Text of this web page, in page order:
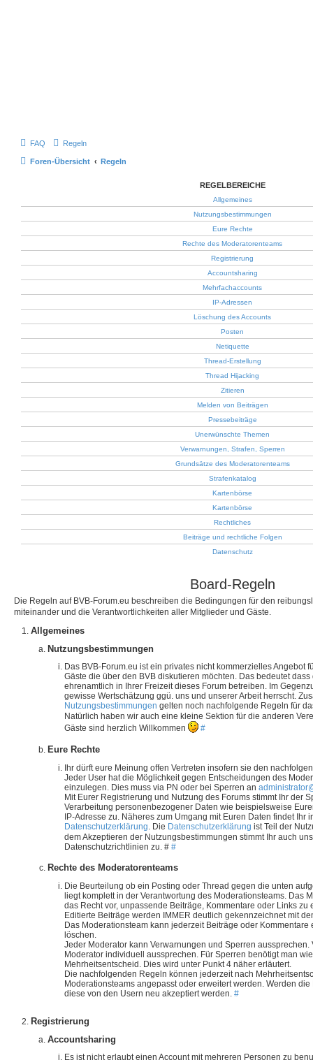
FAQ Regeln
Foren-Übersicht Regeln
REGELBEREICHE
Allgemeines
Nutzungsbestimmungen
Eure Rechte
Rechte des Moderatorenteams
Registrierung
Accountsharing
Mehrfachaccounts
IP-Adressen
Löschung des Accounts
Posten
Netiquette
Thread-Erstellung
Thread Hijacking
Zitieren
Melden von Beiträgen
Pressebeiträge
Unerwünschte Themen
Verwarnungen, Strafen, Sperren
Grundsätze des Moderatorenteams
Strafenkatalog
Kartenbörse
Kartenbörse
Rechtliches
Beiträge und rechtliche Folgen
Datenschutz
Board-Regeln
Die Regeln auf BVB-Forum.eu beschreiben die Bedingungen für den
miteinander und die Verantwortlichkeiten aller Mitglieder und Gäste.
Allgemeines
Nutzungsbestimmungen
Das BVB-Forum.eu ist ein privates nicht kommerzielles Angebot
Gäste die über den BVB diskutieren möchten. Das bedeutet
ehrenamtlich in Ihrer Freizeit dieses Forum betreiben. Im
gewisse Wertschätzung ggü. uns und unserer Arbeit herrscht.
Nutzungsbestimmungen gelten noch nachfolgende Regeln für
Natürlich haben wir auch eine kleine Sektion für die anderen
Gäste sind herzlich Willkommen
#
Eure Rechte
Ihr dürft eure Meinung offen Vertreten insofern sie den
Jeder User hat die Möglichkeit gegen Entscheidungen des
einzulegen. Dies muss via PN oder bei Sperren an
Mit Eurer Registrierung und Nutzung des Forums stimmt Ihr der
Verarbeitung personenbezogener Daten wie beispielsweise
IP-Adresse zu. Näheres zum Umgang mit Euren Daten findet Ihr
Datenschutzerklärung . Die Datenschutzerklärung ist Teil der
dem Akzeptieren der Nutzungsbestimmungen stimmt Ihr auch
Datenschutzrichtlinien zu. # #
Rechte des Moderatorenteams
Die Beurteilung ob ein Posting oder Thread gegen die unten
liegt komplett in der Verantwortung des Moderationsteams. Das
das Recht vor, unpassende Beiträge, Kommentare oder Links zu
Editierte Beiträge werden IMMER deutlich gekennzeichnet mit
Das Moderationsteam kann jederzeit Beiträge oder
löschen.
Jeder Moderator kann Verwarnungen und Sperren
Moderator individuell aussprechen. Für Sperren benötigt man
Mehrheitsentscheid. Dies wird unter Punkt 4 näher erläutert.
Die nachfolgenden Regeln können jederzeit nach
Moderationsteams angepasst oder erweitert werden. Werden
diese von den Usern neu akzeptiert werden. #
Registrierung
Accountsharing
Es ist nicht erlaubt einen Account mit mehreren Personen zu